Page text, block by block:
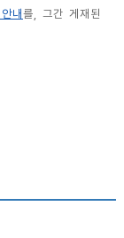
내 를, 그간 게재된